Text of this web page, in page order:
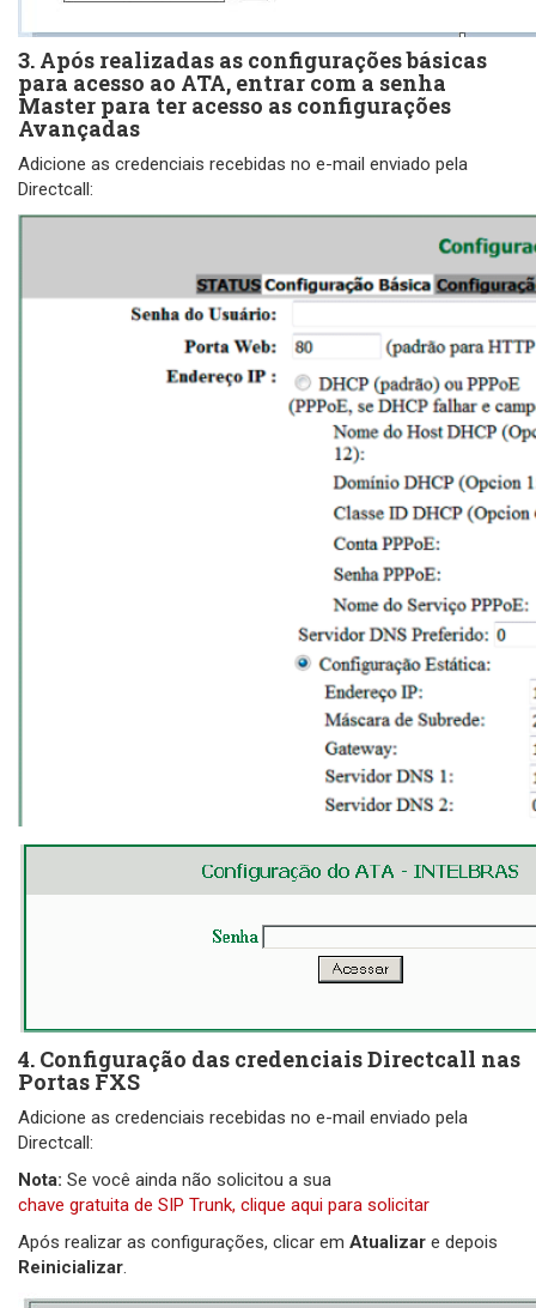
3. Após realizadas as configurações básicas
para acesso ao ATA, entrar com a senha
Master para ter acesso as configurações
Avançadas
Adicione as credenciais recebidas no e-mail enviado pela
Directcall:
4. Configuração das credenciais Directcall nas
Portas FXS
Adicione as credenciais recebidas no e-mail enviado pela
Directcall:
Nota: Se você ainda não solicitou a sua
chave gratuita de SIP Trunk, clique aqui para solicitar
Após realizar as configurações, clicar em Atualizar e depois
Reinicializar.